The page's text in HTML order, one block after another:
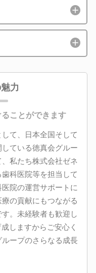
力
ことができます
て、日本全国そして
ている徳真会グルー
私たち株式会社ゼネ
科医院等を担当して
院の運営サポートに
の貢献にもつながる
。未経験者も歓迎し
しますからご安心く
ープのさらなる成長